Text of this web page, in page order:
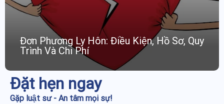
Đơn Phương Ly Hôn: Điều Kiện, Hồ Sơ, Quy
Trình Và Chi Phí
Đặt hẹn ngay
Gặp luật sư - An tâm mọi sự!